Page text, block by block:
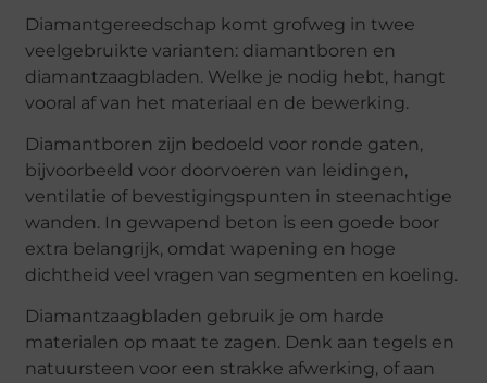
Diamantgereedschap komt grofweg in twee
veelgebruikte varianten: diamantboren en
diamantzaagbladen. Welke je nodig hebt, hangt
vooral af van het materiaal en de bewerking.
Diamantboren zijn bedoeld voor ronde gaten,
bijvoorbeeld voor doorvoeren van leidingen,
ventilatie of bevestigingspunten in steenachtige
wanden. In gewapend beton is een goede boor
extra belangrijk, omdat wapening en hoge
dichtheid veel vragen van segmenten en koeling.
Diamantzaagbladen gebruik je om harde
materialen op maat te zagen. Denk aan tegels en
natuursteen voor een strakke afwerking, of aan